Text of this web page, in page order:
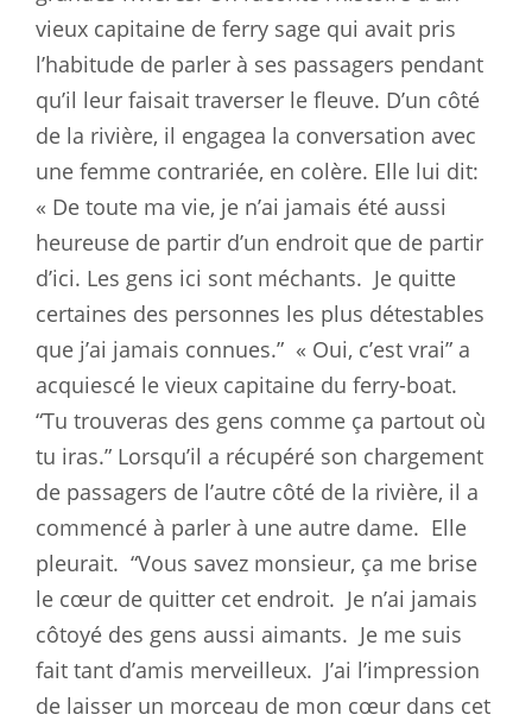
vieux capitaine de ferry sage qui avait pris
l’habitude de parler à ses passagers pendant
qu’il leur faisait traverser le fleuve. D’un côté
de la rivière, il engagea la conversation avec
une femme contrariée, en colère. Elle lui dit:
« De toute ma vie, je n’ai jamais été aussi
heureuse de partir d’un endroit que de partir
d’ici. Les gens ici sont méchants. Je quitte
certaines des personnes les plus détestables
que j’ai jamais connues.” « Oui, c’est vrai” a
acquiescé le vieux capitaine du ferry-boat.
“Tu trouveras des gens comme ça partout où
tu iras.” Lorsqu’il a récupéré son chargement
de passagers de l’autre côté de la rivière, il a
commencé à parler à une autre dame. Elle
pleurait. “Vous savez monsieur, ça me brise
le cœur de quitter cet endroit. Je n’ai jamais
côtoyé des gens aussi aimants. Je me suis
fait tant d’amis merveilleux. J’ai l’impression
de laisser un morceau de mon cœur dans cet